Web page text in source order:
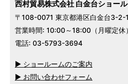
西村貿易株式会社 白金台ショー
〒108-0071 東京都港区白金台3-2-
営業時間: 10:00～18:00（月曜定休）
電話: 03-5793-3694
▶ ショールームのご案内
▶ お問い合わせフォーム